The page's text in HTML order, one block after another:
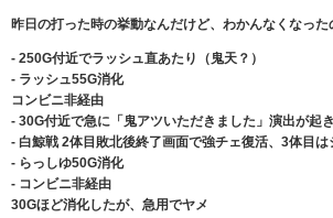
昨日の打った時の挙動なんだけど、わかんなくなった
- 250G付近でラッシュ直あたり（鬼天？）
- ラッシュ55G消化
コンビニ非経由
- 30G付近で急に「鬼アツいただきました」演出が起
- 白鯨戦 2体目敗北後終了画面で強チェ復活、3体目は
- らっしゆ50G消化
- コンビニ非経由
30Gほど消化したが、急用でヤメ